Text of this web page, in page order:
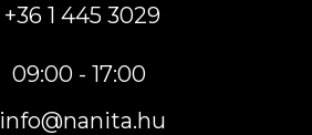
+36 1 445 3029
09:00 - 17:00
info@nanita.hu